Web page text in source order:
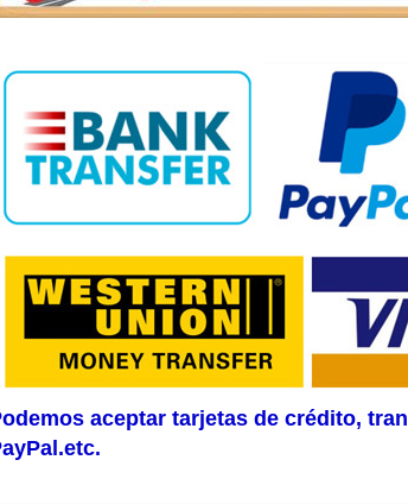
aceptar tarjetas de crédito,